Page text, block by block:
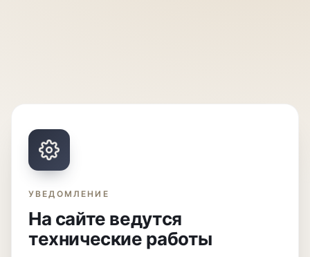
УВЕДОМЛЕНИЕ
На сайте ведутся
технические работы